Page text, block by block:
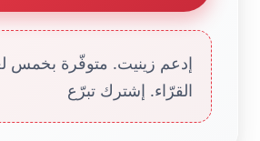
إدعم زينيت. متوفّرة بخمس
القرّاء. إشترك تبرّع